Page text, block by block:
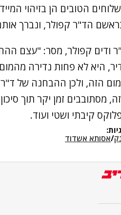
הטובים הן בזיהוי
הד"ר קפולר, ונברך
ודים קפולר, מסר: "עצם
היא לא פחות נדירה
הזה, ולכן ההבחנה של ד"ר
מסתובבים זמן יקר תוך
קיבתי ושטי ועוד.
/אסותא אשדוד